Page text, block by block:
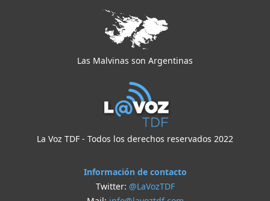
Las Malvinas son Argentinas
La Voz TDF - Todos los derechos reservados 2022
Información de contacto
Twitter: @LaVozTDF